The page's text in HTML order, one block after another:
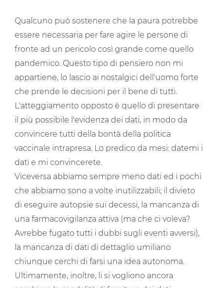
Qualcuno può sostenere che la paura potrebbe
essere necessaria per fare agire le persone di
fronte ad un pericolo così grande come quello
pandemico. Questo tipo di pensiero non mi
appartiene, lo lascio ai nostalgici dell'uomo forte
che prende le decisioni per il bene di tutti.
L'atteggiamento opposto è quello di presentare
il più possibile l'evidenza dei dati, in modo da
convincere tutti della bontà della politica
vaccinale intrapresa. Lo predico da mesi: datemi i
dati e mi convincerete.
Viceversa abbiamo sempre meno dati ed i pochi
che abbiamo sono a volte inutilizzabili; il divieto
di eseguire autopsie sui decessi, la mancanza di
una farmacovigilanza attiva (ma che ci voleva?
Avrebbe fugato tutti i dubbi sugli eventi avversi),
la mancanza di dati di dettaglio umiliano
chiunque cerchi di farsi una idea autonoma.
Ultimamente, inoltre, li si vogliono ancora